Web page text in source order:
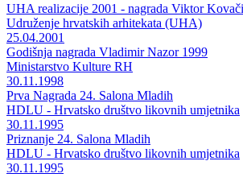
UHA realizacije 2001 - nagrada Viktor
Udruženje hrvatskih arhitekata (UHA)
25.04.2001
Godišnja nagrada Vladimir Nazor 1999
Ministarstvo Kulture RH
30.11.1998
Prva Nagrada 24. Salona Mladih
HDLU - Hrvatsko društvo likovnih umjetnika
30.11.1995
Priznanje 24. Salona Mladih
HDLU - Hrvatsko društvo likovnih umjetnika
30.11.1995